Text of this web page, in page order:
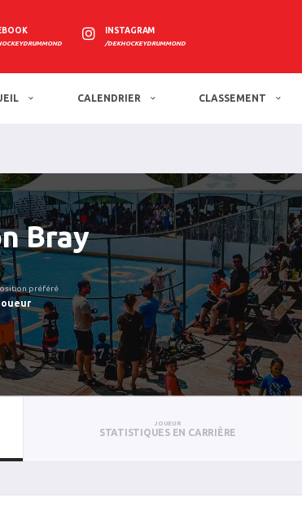
INSTAGRAM
/DEKHOCKEYDRUMMOND
CALENDRIER CLASSEMENT
Bray
préféré
JOUEUR
STATISTIQUES EN CARRIÈRE